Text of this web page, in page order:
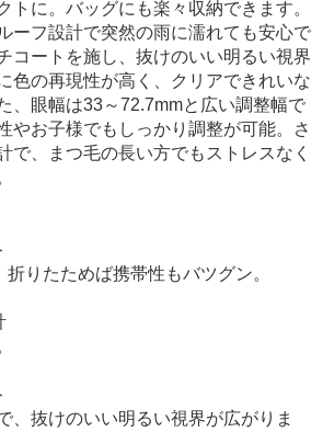
トに。バッグにも楽々収納できます。
ーフ設計で突然の雨に濡れても安心で
コートを施し、抜けのいい明るい視界
色の再現性が高く、クリアできれいな
、眼幅は33～72.7mmと広い調整幅で
やお子様でもしっかり調整が可能。さ
で、まつ毛の長い方でもストレスなく
りたためば携帯性もバツグン。
、抜けのいい明るい視界が広がりま